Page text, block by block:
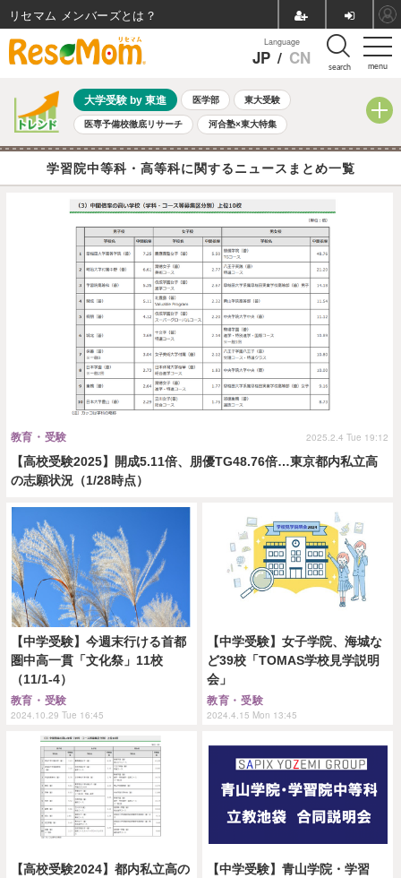
menu
Language
JP / CN search
大学受験 by 東進 医学部 東大受験
医専予備校徹底リサーチ 河合塾×東大特集
親子で考える大学選び 高校受験 中学受験 小学校受験
共通テスト 夏休み 8月開催学校説明会・相談会
ランキング
学習院中等科・高等科に関するニュースまとめ一覧
【高校受験2025】開成5.11倍、朋優TG48.76倍…東京都内私立高
の志願状況（1/28時点）
教育・受験 2025.2.4 Tue 19:12
【中学受験】今週末行ける首都
圏中高一貫「文化祭」11校
（11/1-4）
教育・受験
2024.10.29 Tue 16:45
【中学受験】女子学院、海城な
ど39校「TOMAS学校見学説明
会」
教育・受験
2024.4.15 Mon 13:45
【高校受験2024】都内私立高の
【中学受験】青山学院・学習
リセマム メンバーズ